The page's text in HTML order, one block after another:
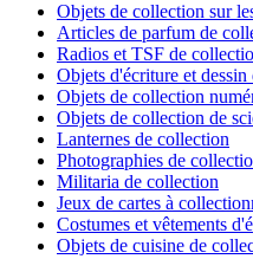
Objets de collection sur
Articles de parfum de
Radios et TSF de
Objets d'écriture et
Objets de collection
Objets de collection de
Lanternes de collection
Photographies de
Militaria de collection
Jeux de cartes à
Costumes et vêtements
Objets de cuisine de